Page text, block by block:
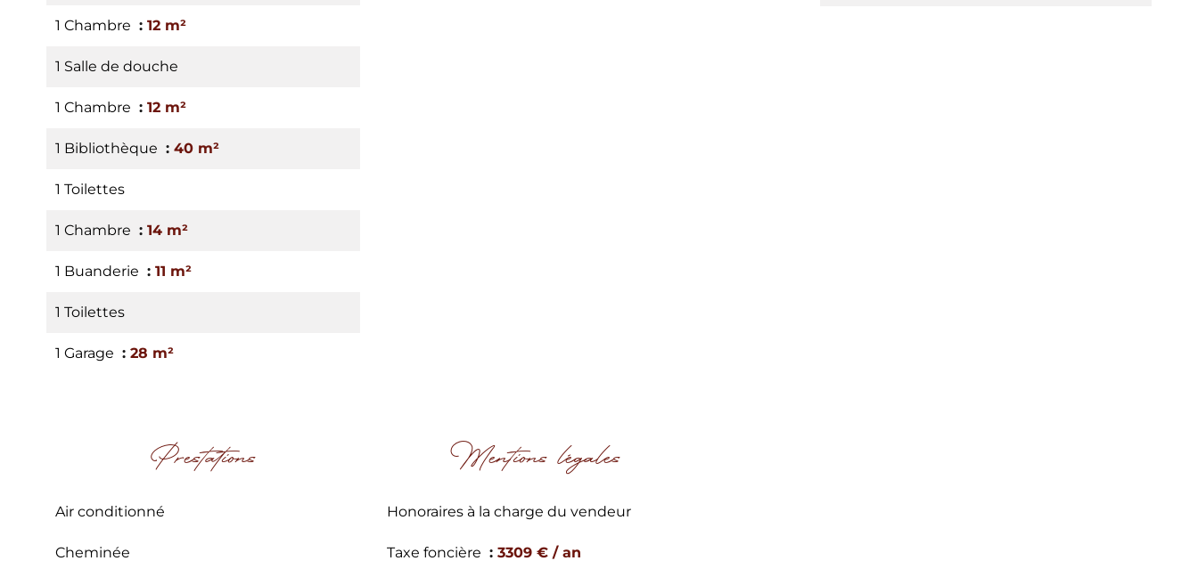
1 Chambre 12 m²
1 Salle de douche
1 Chambre 12 m²
1 Bibliothèque 40 m²
1 Toilettes
1 Chambre 14 m²
1 Buanderie 11 m²
1 Toilettes
1 Garage 28 m²
Prestations
Air conditionné
Cheminée
Mentions légales
Honoraires à la charge du vendeur
Taxe foncière 3309 € / an